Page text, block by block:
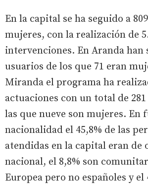
En la capital se ha seguido a
mujeres, con la realización de
intervenciones. En Aranda han
usuarios de los que 71 eran
Miranda el programa ha
actuaciones con un total de
las que nueve son mujeres. En
nacionalidad el 45,8% de las
atendidas en la capital eran de
nacional, el 8,8% son
Europea pero no españoles y el